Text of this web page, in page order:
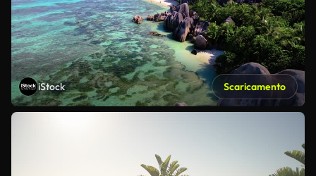
iStock Scaricamento